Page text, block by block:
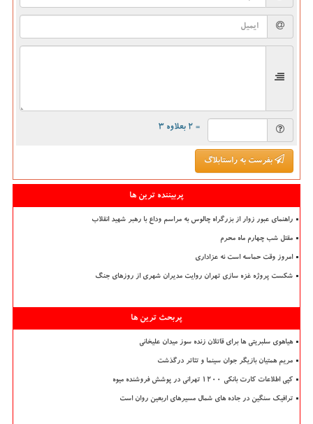
= ۲ بعلاوه ۳
بفرست به راستابلاگ
پربیننده ترین ها
راهنمای عبور زوار از بزرگراه چالوس به مراسم وداع با رهبر شهید انقلاب
مقتل شب چهارم ماه محرم
امروز وقت حماسه است نه عزاداری
شکست پروژه غزه سازی تهران روایت مدیران شهری از روزهای جنگ
پربحث ترین ها
هیاهوی سلبریتی ها برای قاتلان زنده سوز میدان علیخانی
مریم همتیان بازیگر جوان سینما و تئاتر درگذشت
کپی اطلاعات کارت بانکی ۱۲۰۰ تهرانی در پوشش فروشنده میوه
ترافیک سنگین در جاده های شمال مسیرهای اربعین روان است